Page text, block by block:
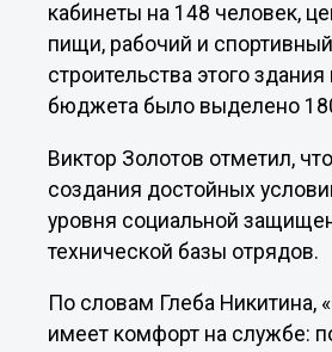
кабинеты на 148 человек,
пищи, рабочий и
строительства этого
бюджета было выделено
Виктор Золотов отметил,
создания достойных
уровня социальной
технической базы отрядов.
По словам Глеба Никитина,
имеет комфорт на службе: